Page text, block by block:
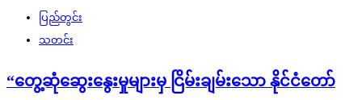
ပြည်တွင်း
သတင်း
“တွေ့ဆုံဆွေးနွေးမှုများမှ ငြိမ်းချမ်းသော နိုင်ငံတော်